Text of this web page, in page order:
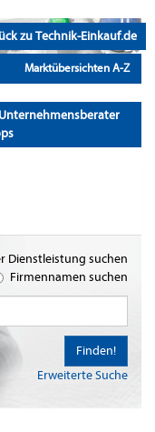
zu Technik-Einkauf.de
Marktübersichten A-Z
Unternehmensberater
Dienstleistung suchen
Firmennamen suchen
Erweiterte Suche
Finden!